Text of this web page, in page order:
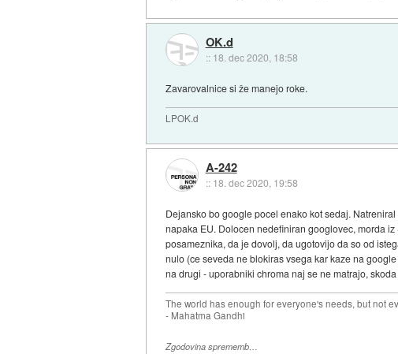
OK.d
:: 18. dec 2020, 18:58
Zavarovalnice si že manejo roke.
LPOK.d
A-242
:: 18. dec 2020, 19:58
Dejansko bo google pocel enako kot sedaj.
napaka EU. Dolocen nedefiniran googlovec, morda
posameznika, da je dovolj, da ugotovijo da so od
nulo (ce seveda ne blokiras vsega kar kaze na
na drugi - uporabniki chroma naj se ne matrajo,
The world has enough for everyone's needs, but not
- Mahatma Gandhi
Zgodovina sprememb…